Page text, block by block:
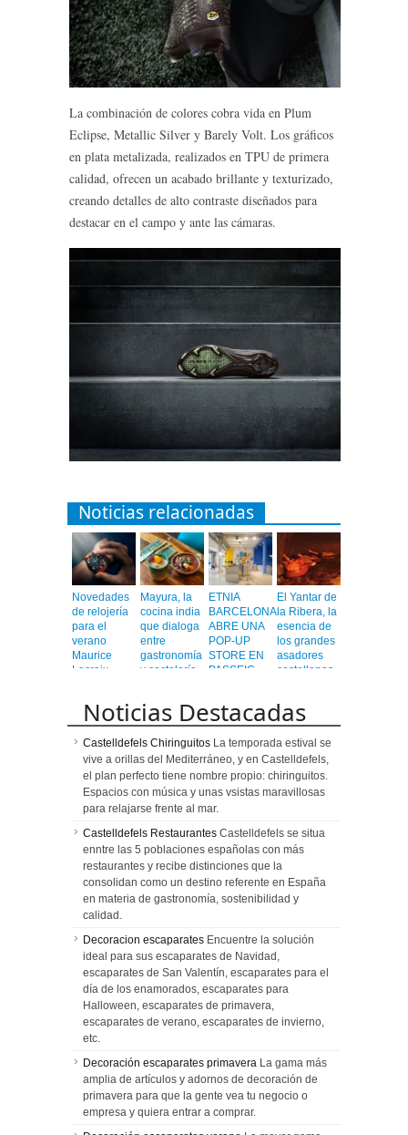
La combinación de colores cobra vida en Plum
Eclipse, Metallic Silver y Barely Volt. Los gráficos
en plata metalizada, realizados en TPU de primera
calidad, ofrecen un acabado brillante y texturizado,
creando detalles de alto contraste diseñados para
destacar en el campo y ante las cámaras.
Noticias relacionadas
Novedades
de relojería
para el
verano
Maurice
Lacroix
Mayura, la
cocina india
que dialoga
entre
gastronomía
y coctelería
ETNIA
BARCELONA
ABRE UNA
POP-UP
STORE EN
PASSEIG
El Yantar de
la Ribera, la
esencia de
los grandes
asadores
castellanos
Barcelona
Noticias Destacadas
Castelldefels Chiringuitos La temporada estival se
vive a orillas del Mediterráneo, y en Castelldefels,
el plan perfecto tiene nombre propio: chiringuitos.
Espacios con música y unas vsistas maravillosas
para relajarse frente al mar.
Castelldefels Restaurantes Castelldefels se situa
enntre las 5 poblaciones españolas con más
restaurantes y recibe distinciones que la
consolidan como un destino referente en España
en materia de gastronomía, sostenibilidad y
calidad.
Decoracion escaparates Encuentre la solución
ideal para sus escaparates de Navidad,
escaparates de San Valentín, escaparates para el
día de los enamorados, escaparates para
Halloween, escaparates de primavera,
escaparates de verano, escaparates de invierno,
etc.
Decoración escaparates primavera La gama más
amplia de artículos y adornos de decoración de
primavera para que la gente vea tu negocio o
empresa y quiera entrar a comprar.